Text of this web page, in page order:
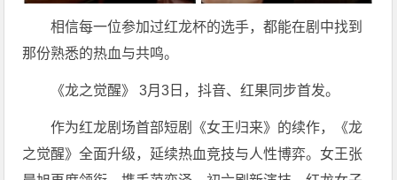
相信每一位参加过红龙杯的选手，都能在剧中找到
那份熟悉的热血与共鸣。
《龙之觉醒》 3月3日，抖音、红果同步首发。
作为红龙剧场首部短剧《女王归来》的续作，《龙
之觉醒》全面升级，延续热血竞技与人性博弈。女王张